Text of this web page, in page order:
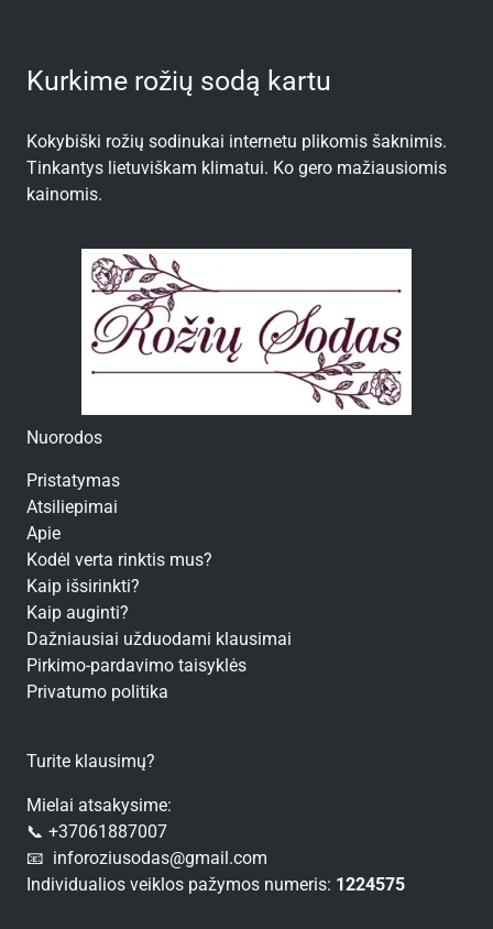
Kurkime rožių sodą kartu
Kokybiški rožių sodinukai internetu plikomis šaknimis.
Tinkantys lietuviškam klimatui. Ko gero mažiausiomis
kainomis.
Nuorodos
Pristatymas
Atsiliepimai
Apie
Kodėl verta rinktis mus?
Kaip išsirinkti?
Kaip auginti?
Dažniausiai užduodami klausimai
Pirkimo-pardavimo taisyklės
Privatumo politika
Turite klausimų?
Mielai atsakysime:
📞 +37061887007
📧 inforoziusodas@gmail.com
Individualios veiklos pažymos numeris: 1224575